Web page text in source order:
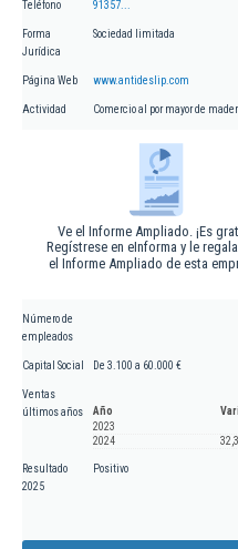
Teléfono 91357...
Forma
Jurídica
Sociedad limitada
Página Web www.antideslip.com
Actividad Comercio al por mayor de
Ve el Informe Ampliado. ¡Es
Regístrese en eInforma y le
el Informe Ampliado de esta
Número de
empleados
Capital Social De 3.100 a 60.000 €
Ventas
últimos años
Año
2023
2024
Resultado
2025
Positivo